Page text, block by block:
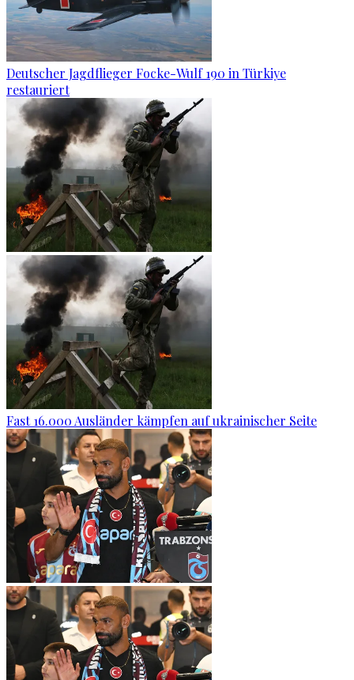
Deutscher Jagdflieger Focke-Wulf 190 in Türkiye
restauriert
Fast 16.000 Ausländer kämpfen auf ukrainischer Seite